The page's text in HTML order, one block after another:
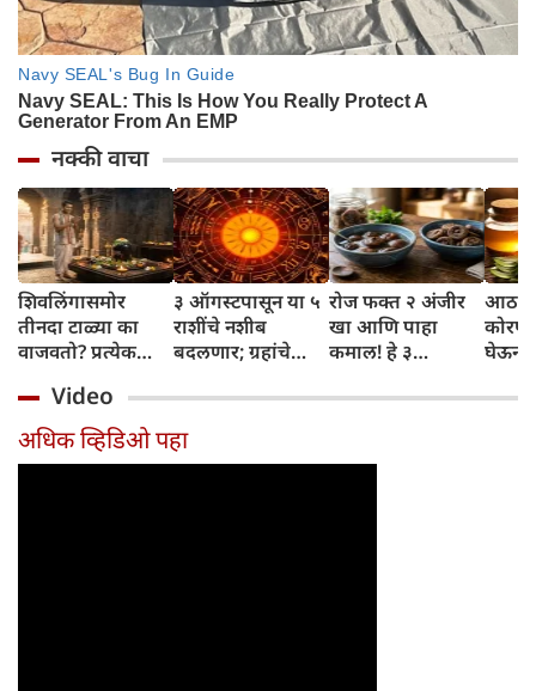
नक्की वाचा
शिवलिंगासमोर
तीनदा टाळ्या का
वाजवतो? प्रत्येक
जाणून घ्या
३ ऑगस्टपासून या ५
राशींचे नशीब
बदलणार; ग्रहांचे
संपतील आणि शुभ
दिवसांची सुरुवात
होईल
रोज फक्त २ अंजीर
खा आणि पाहा
कमाल! हे ३
तुम्हाला ठाऊक
घेऊन
Video
अधिक व्हिडिओ पहा